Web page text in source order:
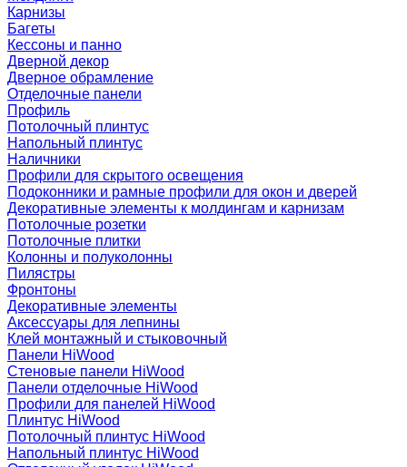
Карнизы
Багеты
Кессоны и панно
Дверной декор
Дверное обрамление
Отделочные панели
Профиль
Потолочный плинтус
Напольный плинтус
Наличники
Профили для скрытого освещения
Подоконники и рамные профили для окон и дверей
Декоративные элементы к молдингам и карнизам
Потолочные розетки
Потолочные плитки
Колонны и полуколонны
Пилястры
Фронтоны
Декоративные элементы
Аксессуары для лепнины
Клей монтажный и стыковочный
Панели HiWood
Стеновые панели HiWood
Панели отделочные HiWood
Профили для панелей HiWood
Плинтус HiWood
Потолочный плинтус HiWood
Напольный плинтус HiWood